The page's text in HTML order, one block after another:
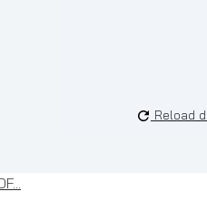
Reload